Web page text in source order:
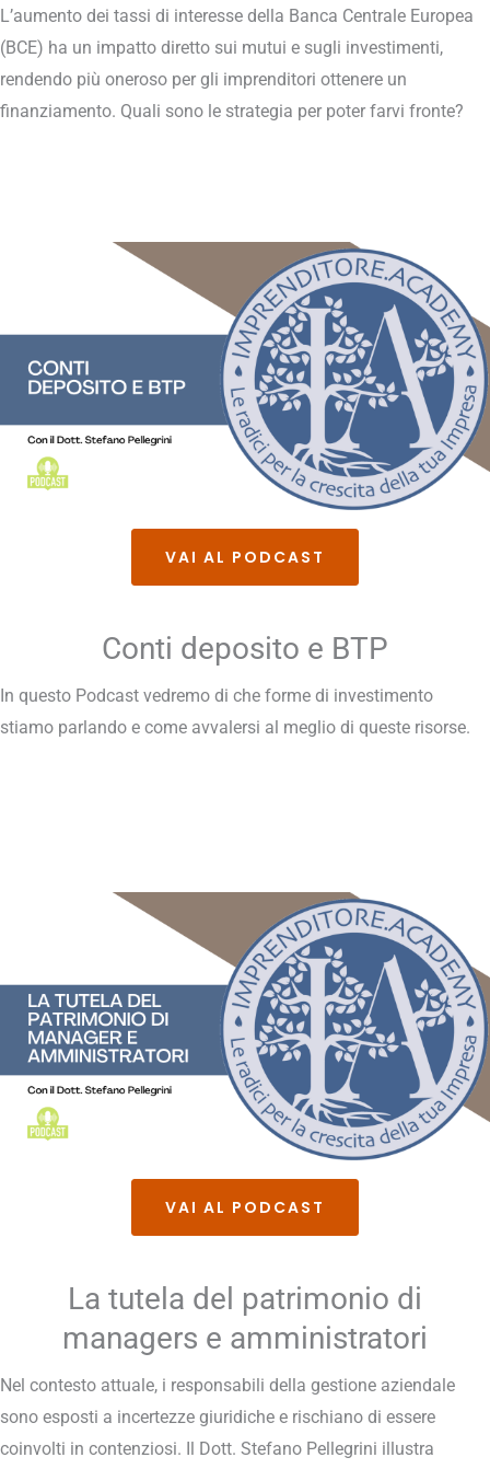
L’aumento dei tassi di interesse della Banca Centrale Europea
(BCE) ha un impatto diretto sui mutui e sugli investimenti,
rendendo più oneroso per gli imprenditori ottenere un
finanziamento. Quali sono le strategia per poter farvi fronte?
VAI AL PODCAST
Conti deposito e BTP
In questo Podcast vedremo di che forme di investimento
stiamo parlando e come avvalersi al meglio di queste risorse.
VAI AL PODCAST
La tutela del patrimonio di
managers e amministratori
Nel contesto attuale, i responsabili della gestione aziendale
sono esposti a incertezze giuridiche e rischiano di essere
coinvolti in contenziosi. Il Dott. Stefano Pellegrini illustra